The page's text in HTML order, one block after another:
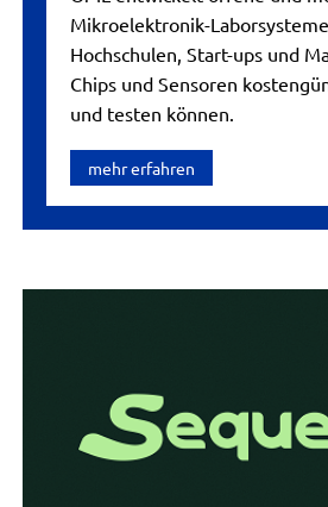
Mikroelektronik-
Hochschulen, Start-ups und
Chips und Sensoren
und testen können.
mehr erfahren